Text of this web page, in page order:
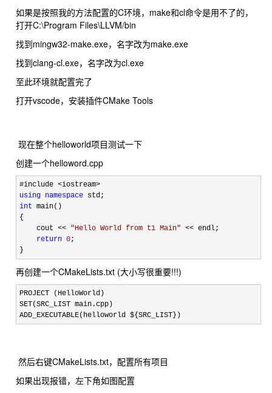
如果是按照我的方法配置的C环境，make和cl命令是用不了的，
打开C:\Program Files\LLVM/bin
找到mingw32-make.exe，名字改为make.exe
找到clang-cl.exe，名字改为cl.exe
至此环境就配置完了
打开vscode，安装插件CMake Tools
现在整个helloworld项目测试一下
创建一个helloword.cpp
using namespace
int main()
{
    cout
<< "Hello World from t1 Main" << endl;
return 0;
}
再创建一个CMakeLists.txt (大小写很重要!!!)
PROJECT (HelloWorld)
SET(SRC_LIST main.cpp)
ADD_EXECUTABLE(helloworld ${SRC_LIST})
然后右键CMakeLists.txt，配置所有项目
如果出现报错，左下角如图配置